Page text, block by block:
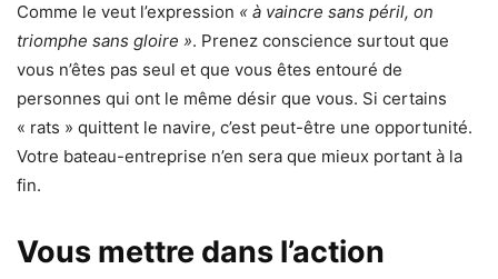
Comme le veut l’expression « à vaincre sans péril, on
triomphe sans gloire ». Prenez conscience surtout que
vous n’êtes pas seul et que vous êtes entouré de
personnes qui ont le même désir que vous. Si certains
« rats » quittent le navire, c’est peut-être une opportunité.
Votre bateau-entreprise n’en sera que mieux portant à la
fin.
Vous mettre dans l’action